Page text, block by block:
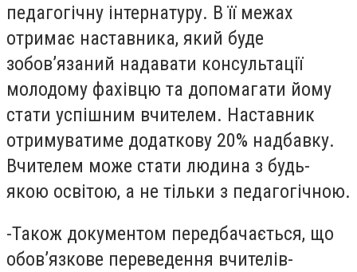
педагогічну інтернатуру. В її межах
отримає наставника, який буде
зобов’язаний надавати консультації
молодому фахівцю та допомагати йому
стати успішним вчителем. Наставник
отримуватиме додаткову 20% надбавку.
Вчителем може стати людина з будь-
якою освітою, а не тільки з педагогічною.
-Також документом передбачається, що
обов’язкове переведення вчителів-